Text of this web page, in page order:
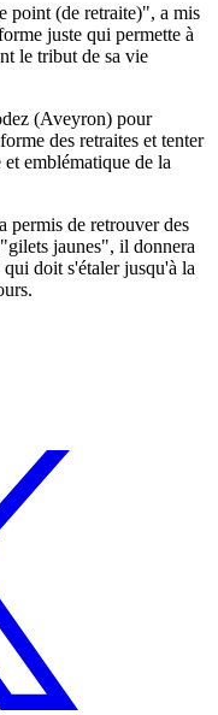
point (de retraite)", a mis
juste qui permette à
le tribut de sa vie
(Aveyron) pour
des retraites et tenter
emblématique de la
permis de retrouver des
jaunes", il donnera
doit s'étaler jusqu'à la